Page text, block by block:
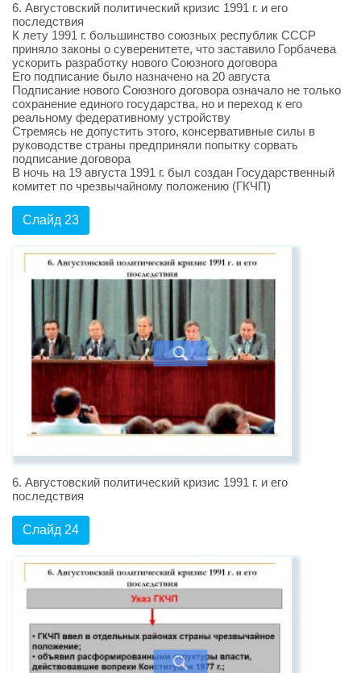
6. Августовский политический кризис 1991 г. и его
последствия
К лету 1991 г. большинство союзных республик СССР
приняло законы о суверенитете, что заставило Горбачева
ускорить разработку нового Союзного договора
Его подписание было назначено на 20 августа
Подписание нового Союзного договора означало не только
сохранение единого государства, но и переход к его
реальному федеративному устройству
Стремясь не допустить этого, консервативные силы в
руководстве страны предприняли попытку сорвать
подписание договора
В ночь на 19 августа 1991 г. был создан Государственный
комитет по чрезвычайному положению (ГКЧП)
Слайд 23
6. Августовский политический кризис 1991 г. и его
последствия
Слайд 24